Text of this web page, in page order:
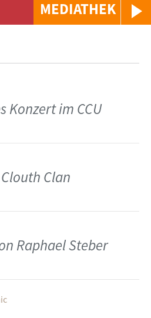
MEDIATHEK
Konzert im CCU
Clan
Raphael Steber